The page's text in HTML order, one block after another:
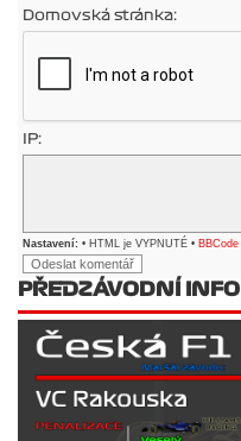
Domovská stránka:
IP:
Nastavení: • HTML je VYPNUTÉ • BBCode
PŘEDZÁVODNÍ INFO